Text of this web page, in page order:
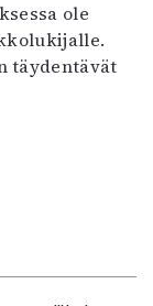
ole
täydentävät